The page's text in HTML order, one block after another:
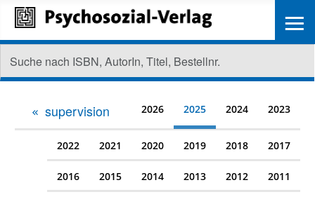
supervision 2026 2025 2024 2023
2022 2021 2020 2019 2018 2017
2016 2015 2014 2013 2012 2011
≡